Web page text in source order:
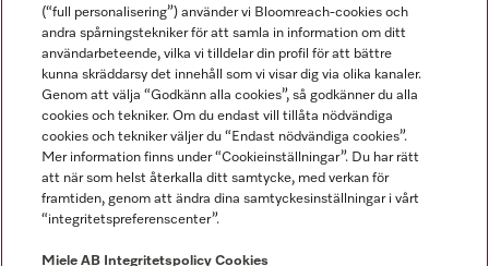
Miele AB
Allmänna villkor
Användarvillkor
Miele tillgänglighetsförklaring
Lagen om digitala tjänster
(“full personalisering”) använder vi Bloomreach-cookies och
andra spårningstekniker för att samla in information om ditt
användarbeteende, vilka vi tilldelar din profil för att bättre
kunna skräddarsy det innehåll som vi visar dig via olika kanaler.
Genom att välja “Godkänn alla cookies”, så godkänner du alla
cookies och tekniker. Om du endast vill tillåta nödvändiga
cookies och tekniker väljer du “Endast nödvändiga cookies”.
Mer information finns under “Cookieinställningar”. Du har rätt
att när som helst återkalla ditt samtycke, med verkan för
framtiden, genom att ändra dina samtyckesinställningar i vårt
“integritetspreferenscenter”.
Miele AB Integritetspolicy Cookies